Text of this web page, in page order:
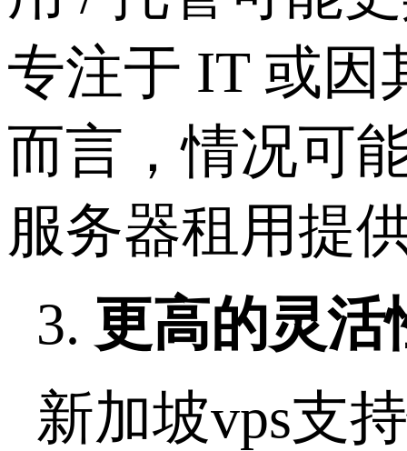
专注于 IT 或因
而言，情况可
服务器租用提
3. 更高的灵活
新加坡vps支